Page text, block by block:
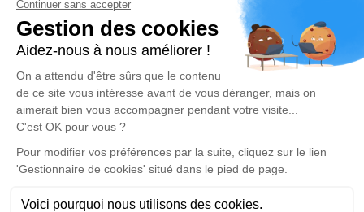
Nous vous invitons à utiliser cet espace pour laisser
vos condoléances, partager des photos souvenirs, une
anecdote ou exprimer vos pensées à travers des
poèmes ou des textes. Cet endroit est un lieu
d'expression dédié à honorer la mémoire de Romain
DE KEERSMAEKER.
Un service de plantation d’arbre hommage est
disponible ici .